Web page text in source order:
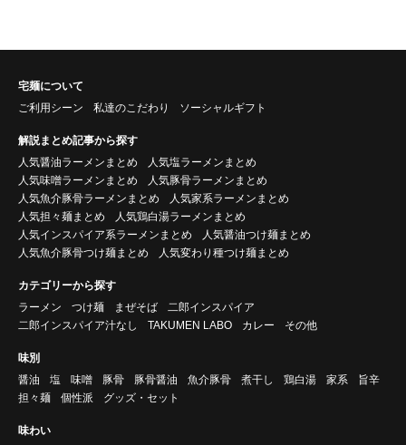
宅麺について
ご利用シーン
私達のこだわり ソーシャルギフト
解説まとめ記事から探す
人気醤油ラーメンまとめ
人気塩ラーメンまとめ
人気味噌ラーメンまとめ
人気豚骨ラーメンまとめ
人気魚介豚骨ラーメンまとめ
人気家系ラーメンまとめ
人気担々麺まとめ
人気鶏白湯ラーメンまとめ
人気インスパイア系ラーメンまとめ
人気醤油つけ麺まとめ
人気魚介豚骨つけ麺まとめ
人気変わり種つけ麺まとめ
カテゴリーから探す
ラーメン
つけ麺 まぜそば
二郎インスパイア
二郎インスパイア汁なし
TAKUMEN LABO カレー その他
味別
醤油
塩 味噌 豚骨 豚骨醤油 魚介豚骨 煮干し 鶏白湯 家系
旨辛
担々麺
個性派 グッズ・セット
味わい